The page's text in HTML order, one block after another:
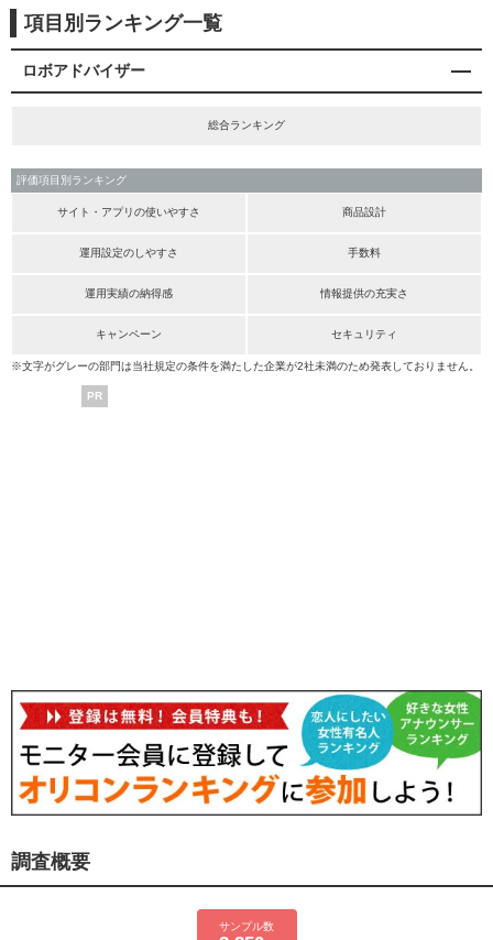
項目別ランキング一覧
ロボアドバイザー
総合ランキング
評価項目別ランキング
サイト・アプリの使いやすさ 商品設計
運用設定のしやすさ 手数料
運用実績の納得感 情報提供の充実さ
キャンペーン セキュリティ
※文字がグレーの部門は当社規定の条件を満たした企業が2社未満のため発表しておりません。
PR
調査概要
サンプル数